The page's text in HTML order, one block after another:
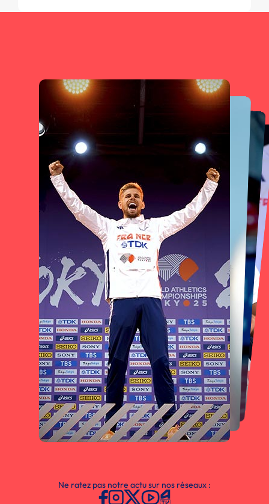
Ne ratez pas notre actu sur nos réseaux :